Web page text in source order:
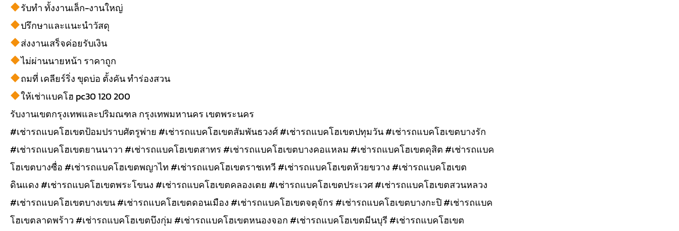
รับทำ ทั้งงานเล็ก-งานใหญ่
ปรึกษาและแนะนำวัสดุ
ส่งงานเสร็จค่อยรับเงิน
ไม่ผ่านนายหน้า ราคาถูก
ถมที่ เคลียร์ริ่ง ขุดบ่อ ตั้งคัน ทำร่องสวน
ให้เช่าแบคโฮ pc30 120 200
รับงานเขตกรุงเทพและปริมณฑล กรุงเทพมหานคร เขตพระนคร
#เช่ารถแบคโฮเขตป้อมปราบศัตรูพ่าย #เช่ารถแบคโฮเขตสัมพันธวงศ์ #เช่ารถแบคโฮเขตปทุมวัน #เช่ารถแบคโฮเขตบางรัก
#เช่ารถแบคโฮเขตยานนาวา #เช่ารถแบคโฮเขตสาทร #เช่ารถแบคโฮเขตบางคอแหลม #เช่ารถแบคโฮเขตดุสิต #เช่ารถแบค
โฮเขตบางซื่อ #เช่ารถแบคโฮเขตพญาไท #เช่ารถแบคโฮเขตราชเทวี #เช่ารถแบคโฮเขตห้วยขวาง #เช่ารถแบคโฮเขต
ดินแดง #เช่ารถแบคโฮเขตพระโขนง #เช่ารถแบคโฮเขตคลองเตย #เช่ารถแบคโฮเขตประเวศ #เช่ารถแบคโฮเขตสวนหลวง
#เช่ารถแบคโฮเขตบางเขน #เช่ารถแบคโฮเขตดอนเมือง #เช่ารถแบคโฮเขตจตุจักร #เช่ารถแบคโฮเขตบางกะปิ #เช่ารถแบค
โฮเขตลาดพร้าว #เช่ารถแบคโฮเขตบึงกุ่ม #เช่ารถแบคโฮเขตหนองจอก #เช่ารถแบคโฮเขตมีนบุรี #เช่ารถแบคโฮเขต